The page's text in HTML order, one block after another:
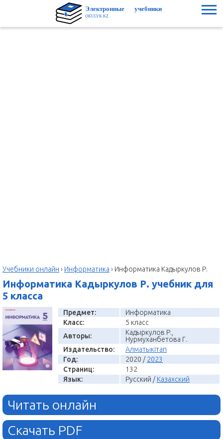
Учебники онлайн › Информатика › Информатика Кадыркулов Р.
Информатика Кадыркулов Р. учебник для
5 класса
Предмет:
Информатика
Класс:
5 класс
Авторы:
Кадыркулов Р.,
Нурмуханбетова Г.
Издательство:
Алматыкітап
Год:
2020 / 2023
Страниц:
132
Язык:
Русский / Казахский
Читать онлайн
Скачать PDF